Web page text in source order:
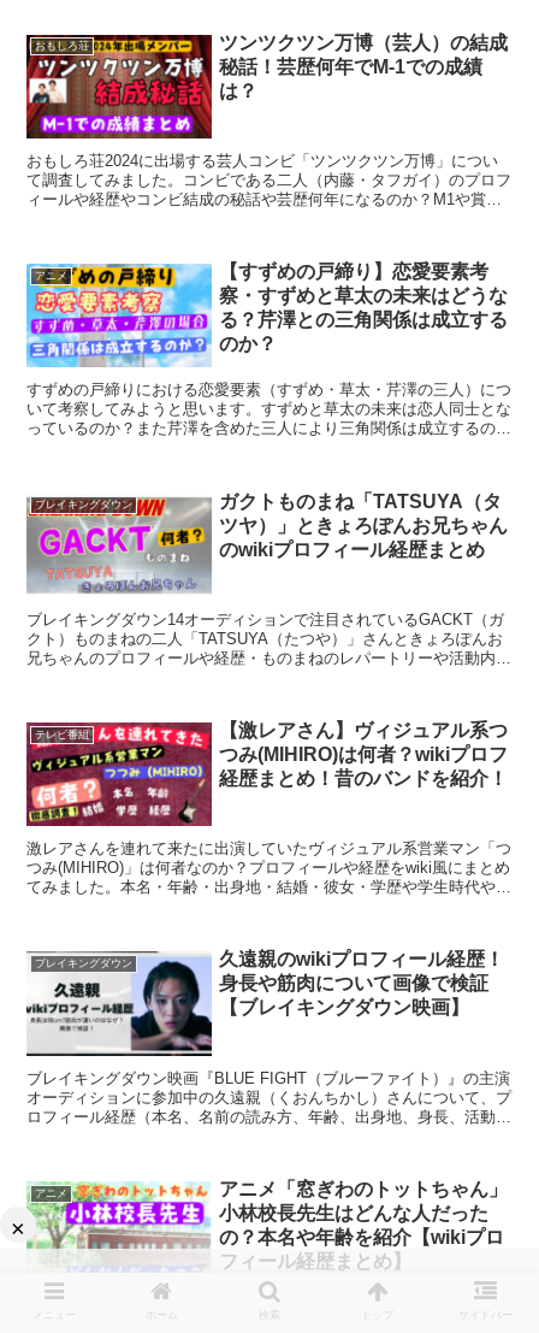
秘話！芸歴何年でM-1での成績
は？
おもしろ荘2024に出場する芸人コンビ「ツンツクツン万博」につい
て調査してみました。コンビである二人（内藤・タフガイ）のプロフ
ィールや経歴やコンビ結成の秘話や芸歴何年になるのか？M1や賞レ
ースでの成績についてもwiki風にまとめてみました。
察・すずめと草太の未来はどうな
る？芹澤との三角関係は成立する
のか？
すずめの戸締りにおける恋愛要素（すずめ・草太・芹澤の三人）につ
いて考察してみようと思います。すずめと草太の未来は恋人同士とな
っているのか？また芹澤を含めた三人により三角関係は成立するのか
ついて妄想してみました。
ツヤ）」ときょろぽんお兄ちゃん
のwikiプロフィール経歴まとめ
ブレイキングダウン14オーディションで注目されているGACKT（ガ
クト）ものまねの二人「TATSUYA（たつや）」さんときょろぽんお
兄ちゃんのプロフィールや経歴・ものまねのレパートリーや活動内容
についてwiki風にまとめた上で紹介いたします。
つみ(MIHIRO)は何者？wikiプロフ
経歴まとめ！昔のバンドを紹介！
激レアさんを連れて来たに出演していたヴィジュアル系営業マン「つ
つみ(MIHIRO)」は何者なのか？プロフィールや経歴をwiki風にまとめ
てみました。本名・年齢・出身地・結婚・彼女・学歴や学生時代や卒
業後や昔のバンドについて紹介していきます。
身長や筋肉について画像で検証
【ブレイキングダウン映画】
ブレイキングダウン映画『BLUE FIGHT（ブルーファイト）』の主演
オーディションに参加中の久遠親（くおんちかし）さんについて、プ
ロフィール経歴（本名、名前の読み方、年齢、出身地、身長、活動内
容、出演作品）をwiki風にまとめました。
小林校長先生はどんな人だった
の？本名や年齢を紹介【wikiプロ
フィール経歴まとめ】
黒柳徹子さんのベストセラーをアニメ化した「映画 窓ぎわのトット
ちゃん」映画『窓ぎわのトットちゃん』の声優が決まりましたね？中
でも役所広司さんが声を務めるトモエ学園の校長先生である小林宗作
メニュー ホーム 検索 トップ サイドバー
×